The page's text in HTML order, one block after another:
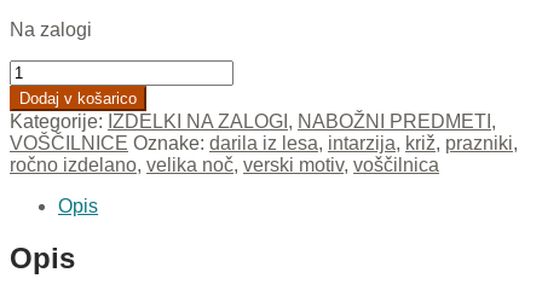
Na zalogi
Križ
(voščilnica)
količina
Dodaj v košarico
Kategorije: IZDELKI NA ZALOGI , NABOŽNI PREDMETI ,
VOŠČILNICE Oznake: darila iz lesa, intarzija, križ, prazniki,
ročno izdelano, velika noč, verski motiv, voščilnica
Opis
Opis